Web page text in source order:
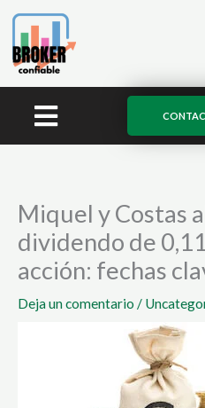
contenido
Miquel y Costas
dividendo de
acción: fechas
Deja un comentario /